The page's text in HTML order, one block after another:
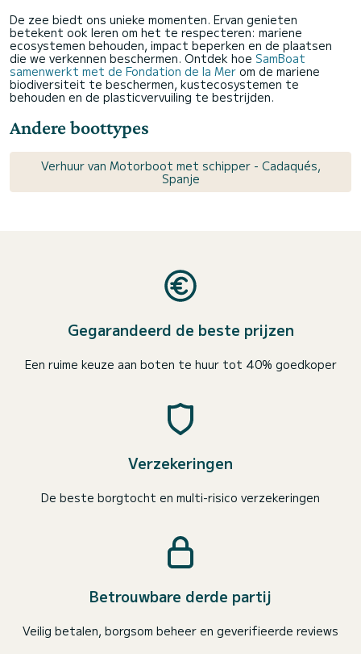
De zee biedt ons unieke momenten. Ervan genieten
betekent ook leren om het te respecteren: mariene
ecosystemen behouden, impact beperken en de plaatsen
die we verkennen beschermen. Ontdek hoe SamBoat
samenwerkt met de Fondation de la Mer om de mariene
biodiversiteit te beschermen, kustecosystemen te
behouden en de plasticvervuiling te bestrijden.
Andere boottypes
Verhuur van Motorboot met schipper - Cadaqués,
Spanje
Gegarandeerd de beste prijzen
Een ruime keuze aan boten te huur tot 40% goedkoper
Verzekeringen
De beste borgtocht en multi-risico verzekeringen
Betrouwbare derde partij
Veilig betalen, borgsom beheer en geverifieerde reviews